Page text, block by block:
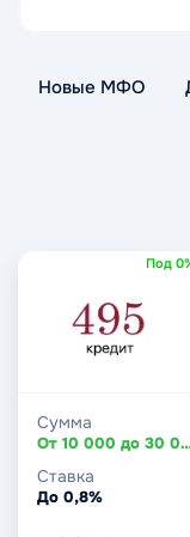
Новые МФО
Под
Сумма
От 10 000
Ставка
До 0,8%